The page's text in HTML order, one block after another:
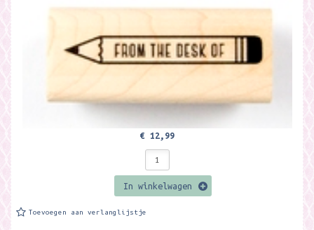
€ 12,99
In winkelwagen
Toevoegen aan verlanglijstje